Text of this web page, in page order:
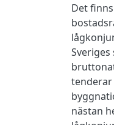
Det
nästan